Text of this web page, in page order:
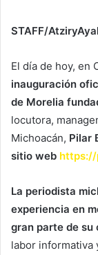
STAFF/
El día de hoy, en
inauguración
de Morelia
locutora,
Michoacán, Pilar
sitio web https://
La periodista
experiencia en
gran parte de su
labor informativa